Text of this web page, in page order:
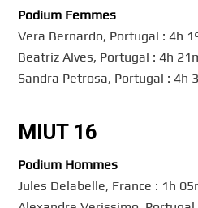
Podium Femmes
Vera Bernardo, Portugal : 4h
Beatriz Alves, Portugal : 4h
Sandra Petrosa, Portugal : 4h
MIUT 16
Podium Hommes
Jules Delabelle, France : 1h